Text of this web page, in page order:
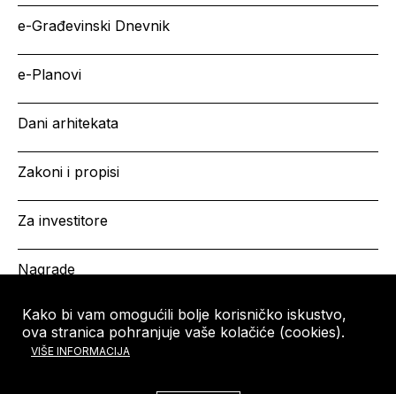
Kako bi vam omogućili bolje korisničko iskustvo,
ova stranica pohranjuje vaše kolačiće (cookies).
VIŠE INFORMACIJA
e-Građevinski Dnevnik
e-Planovi
Dani arhitekata
Zakoni i propisi
Za investitore
Nagrade
HRVATSKA KOMORA
ARHITEKATA
Copyright © HKA 2026